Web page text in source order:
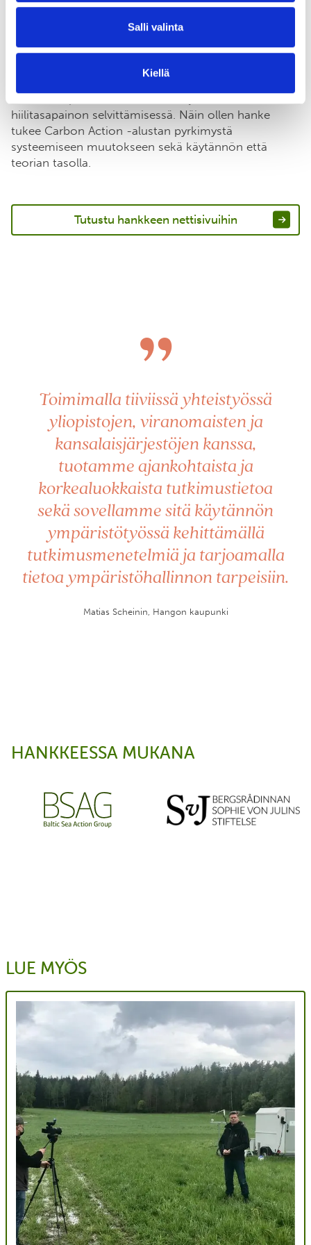
Salli valinta
Kiellä
tapahtuvien toimenpiteiden ja muiden muutosten
ympäristövaikutusten todentamiseen. Käytännön
sovellutusten ohella hankkeessa kerättyä aineistoa
kuten maaperän, rannikkovesien ja ilmakehän välisen
hiilitasapainon selvittämisessä. Näin ollen hanke
tukee Carbon Action -alustan pyrkimystä
systeemiseen muutokseen sekä käytännön että
teorian tasolla.
Tutustu hankkeen nettisivuihin
”
Toimimalla tiiviissä yhteistyössä
yliopistojen, viranomaisten ja
kansalaisjärjestöjen kanssa,
tuotamme ajankohtaista ja
korkealuokkaista tutkimustietoa
sekä sovellamme sitä käytännön
ympäristötyössä kehittämällä
tutkimusmenetelmiä ja tarjoamalla
tietoa ympäristöhallinnon tarpeisiin.
Matias Scheinin, Hangon kaupunki
HANKKEESSA MUKANA
LUE MYÖS